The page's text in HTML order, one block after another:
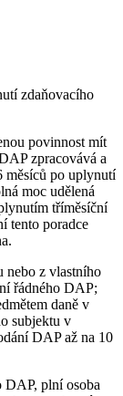
zdaňovacího
povinnost mít
zpracovává a
měsíců po uplynutí
moc udělená
tříměsíční
tento poradce
nebo z vlastního
řádného DAP;
daně v
subjektu v
DAP až na 10
DAP, plní osoba